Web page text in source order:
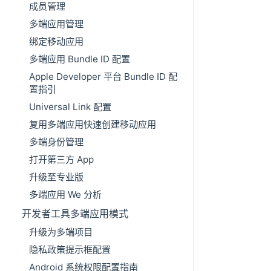
成员管理
多端应用管理
绑定移动应用
多端应用 Bundle ID 配置
Apple Developer 平台 Bundle ID 配
置指引
Universal Link 配置
复用多端应用快速创建移动应用
多端身份管理
打开第三方 App
升级至专业版
多端应用 We 分析
开发者工具多端应用模式
升级为多端项目
隐私政策提示框配置
Android 系统权限配置指南